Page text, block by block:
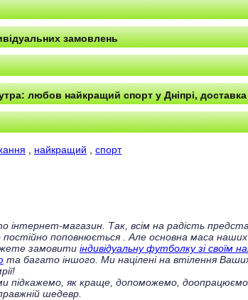
замовлень
любов найкращий спорт у Дніпрі, доставка
найкращий спорт
магазин. Так, всім на радість
поповнюється
. Але основна маса
замовити індивідуальну футболку зі своїм
та багато іншого. Ми націлені на втілення
підкажемо, як краще, допоможемо,
шедевр.